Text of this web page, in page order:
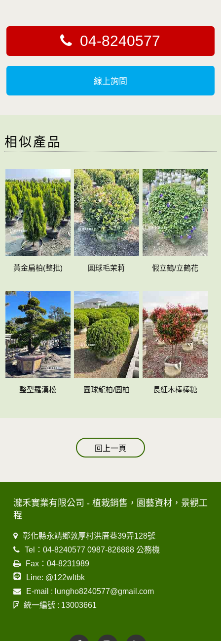
04-8240577
線上詢問
相似產品
黃金扁柏(整批) 圓球毛茉莉 假立鶴/立鶴花
整型羅漢松 圓球龍柏/圓柏 長紅木棒棒糖
回上一頁
瀧禾實業有限公司 - 植栽銷售，園藝資材，景觀工
程
彰化縣永靖鄉敦厚村洪厝巷39弄128號
Tel：04-8240577 0987-826868 公務機
Fax：04-8231989
Line: @122wltbk
E-mail : lungho8240577@gmail.com
統一編號 : 13003661